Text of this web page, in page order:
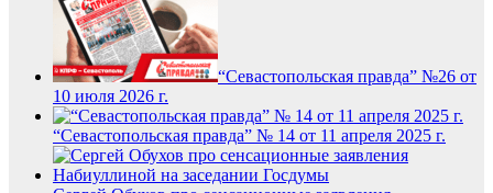
“Севастопольская правда” №26 от
10 июля 2026 г.
“Севастопольская правда” № 14 от 11 апреля 2025 г.